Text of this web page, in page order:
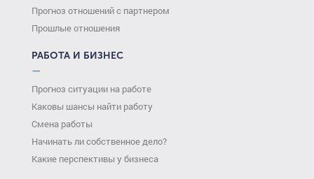
Прогноз отношений с партнером
Прошлые отношения
РАБОТА И БИЗНЕС
—
Прогноз ситуации на работе
Каковы шансы найти работу
Смена работы
Начинать ли собственное дело?
Какие перспективы у бизнеса